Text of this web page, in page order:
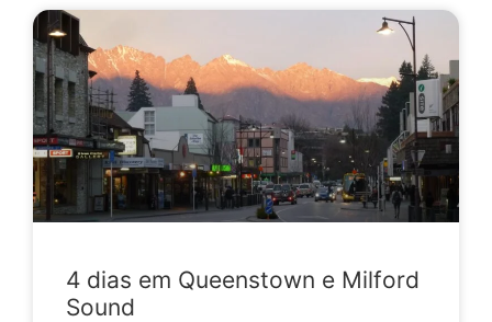
4 dias em Queenstown e Milford
Sound